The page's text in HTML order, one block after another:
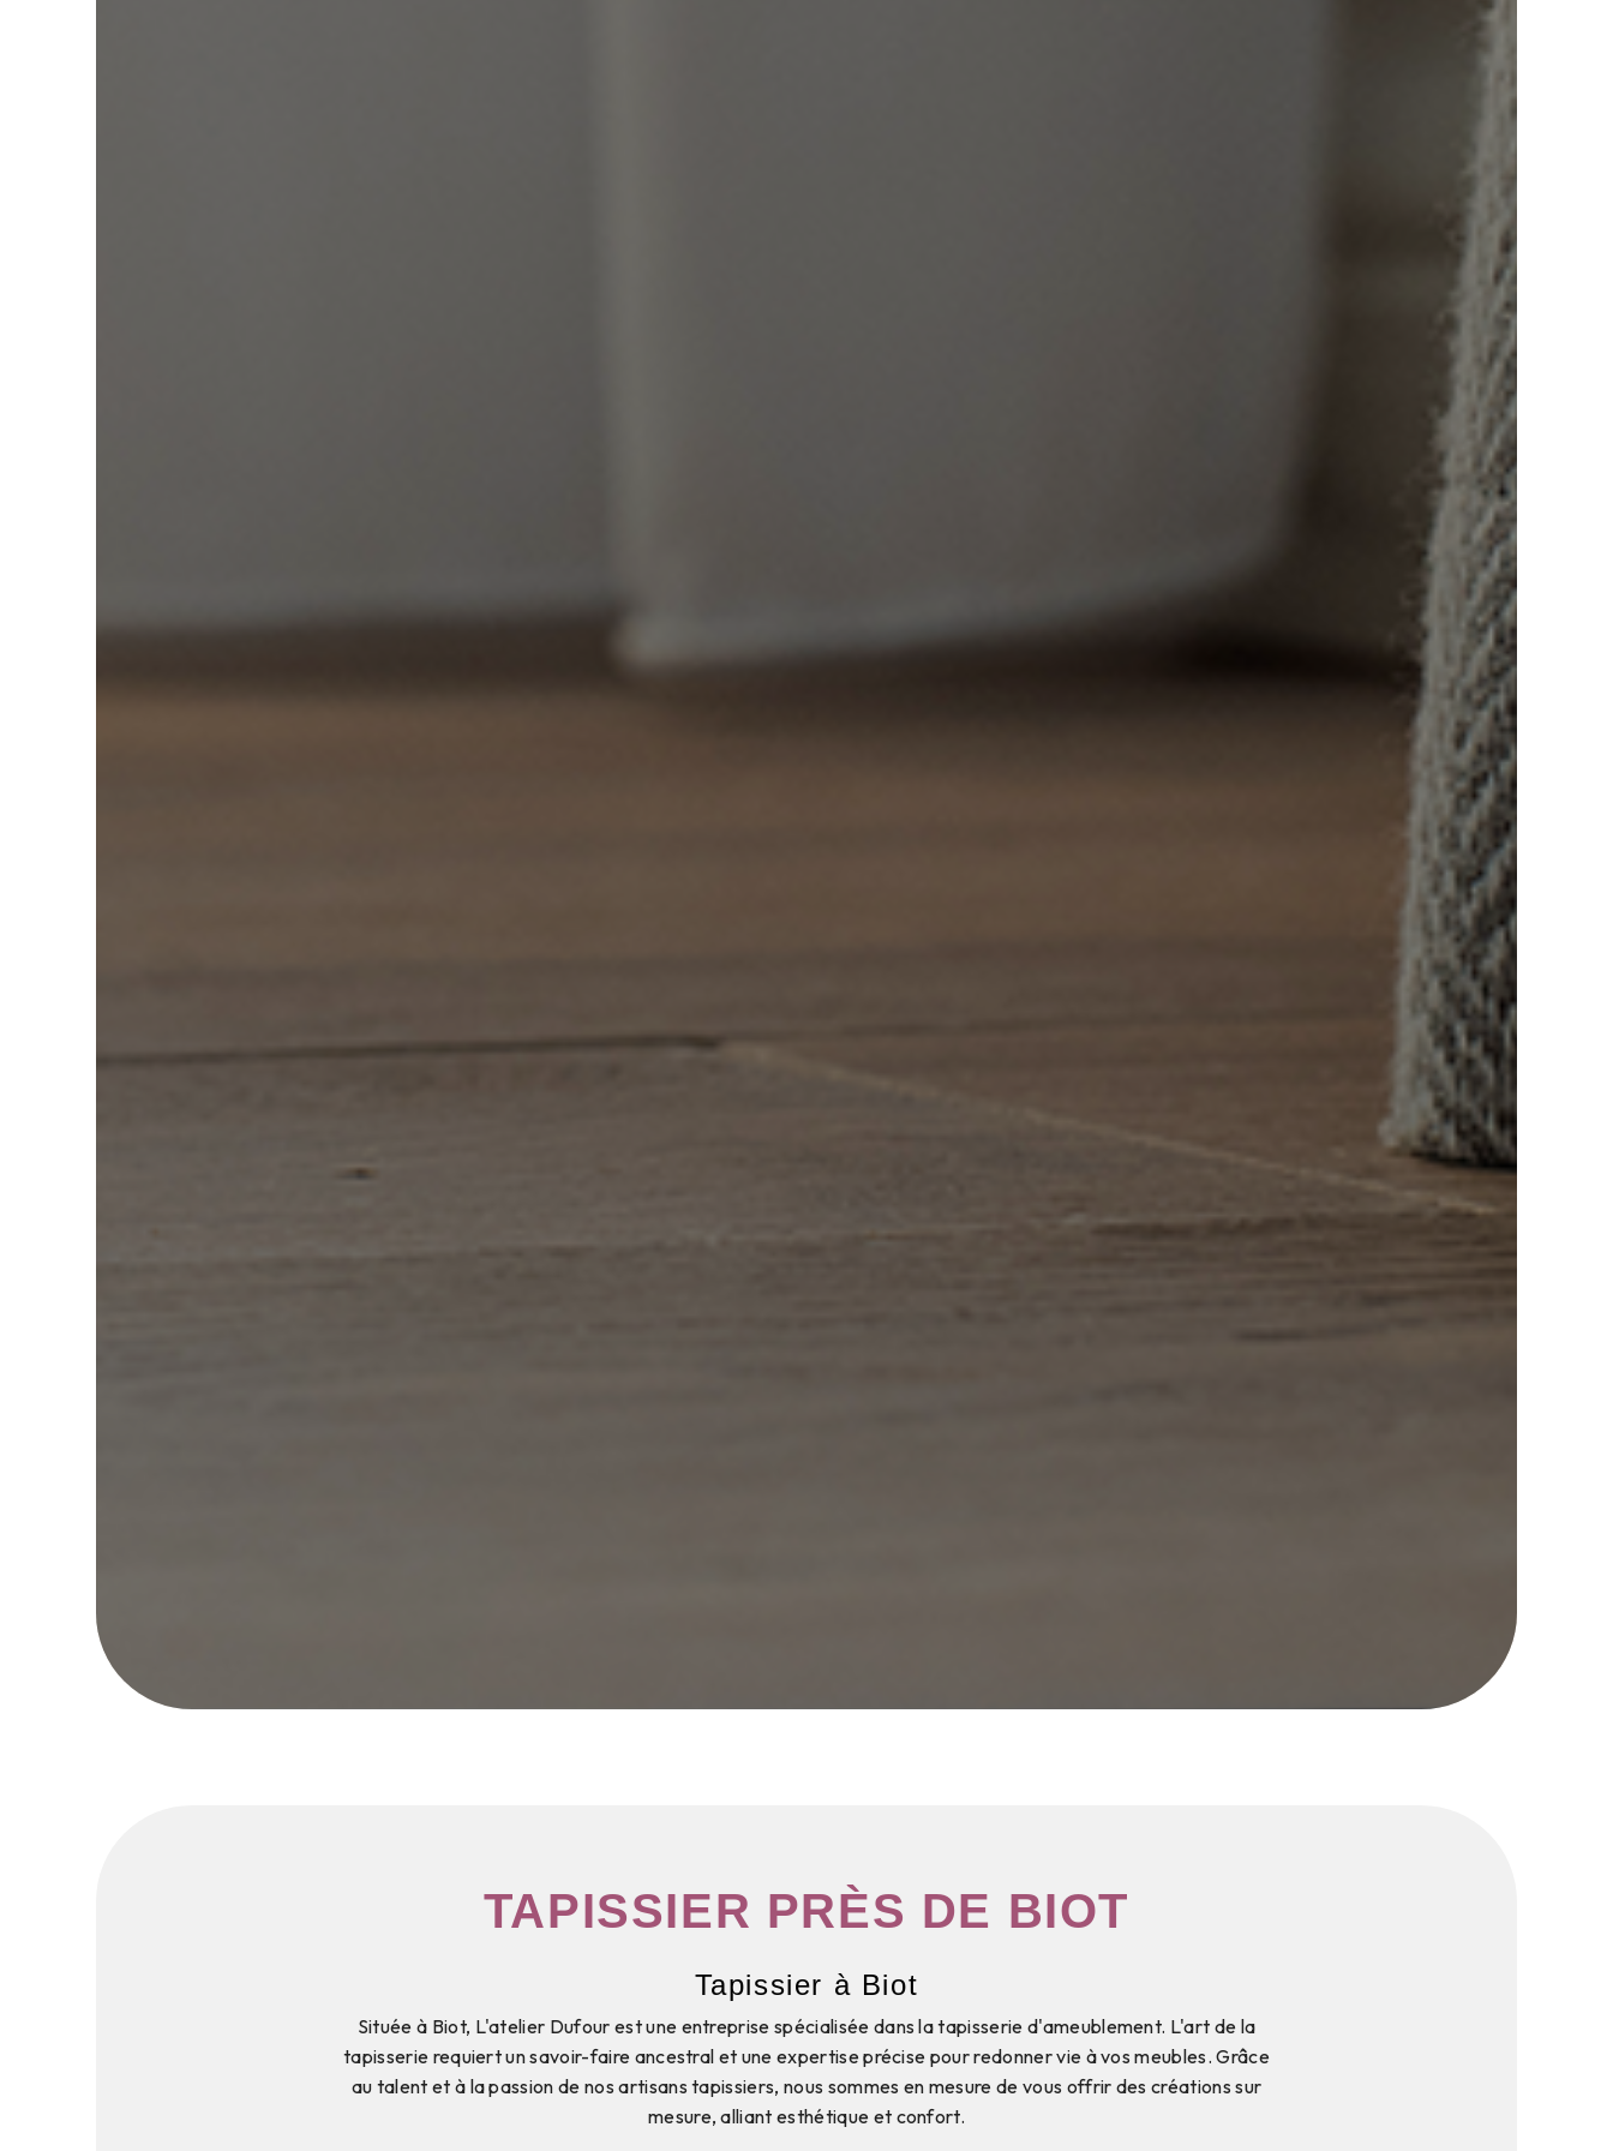
TAPISSIER PRÈS DE BIOT
Tapissier à Biot
Située à Biot, L'atelier Dufour est une entreprise spécialisée dans la tapisserie d'ameublement. L'art de la
tapisserie requiert un savoir-faire ancestral et une expertise précise pour redonner vie à vos meubles. Grâce
au talent et à la passion de nos artisans tapissiers, nous sommes en mesure de vous offrir des créations sur
mesure, alliant esthétique et confort.